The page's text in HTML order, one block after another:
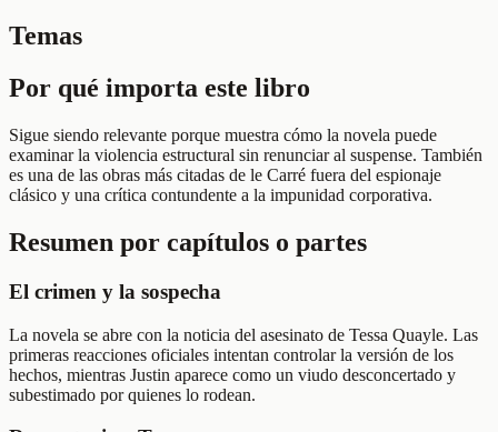
Temas
Por qué importa este libro
Sigue siendo relevante porque muestra cómo la novela puede
examinar la violencia estructural sin renunciar al suspense. También
es una de las obras más citadas de le Carré fuera del espionaje
clásico y una crítica contundente a la impunidad corporativa.
Resumen por capítulos o partes
El crimen y la sospecha
La novela se abre con la noticia del asesinato de Tessa Quayle. Las
primeras reacciones oficiales intentan controlar la versión de los
hechos, mientras Justin aparece como un viudo desconcertado y
subestimado por quienes lo rodean.